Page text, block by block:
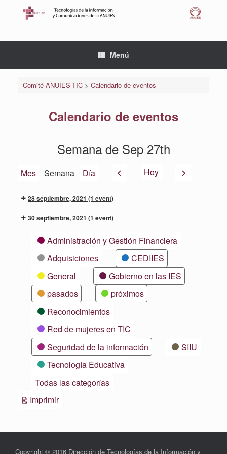
Menú
Comité ANUIES-TIC> Calendario de eventos
Calendario de eventos
Semana de Sep 27th
Mes Semana Día AnteriorHoy Siguiente
28 septiembre, 2021 (1 event)
30 septiembre, 2021 (1 event)
CategoríasAdministración y Gestión Financiera
Adquisiciones
CEDIIES
General
Gobierno en las IES
pasados
próximos
Reconocimientos
Red de mujeres en TIC
Seguridad de la información
SIIU
Tecnología Educativa
Todas las categorías
ImprimirVistas
Copyright © 2016 Dirección de Tecnologías de la Información y